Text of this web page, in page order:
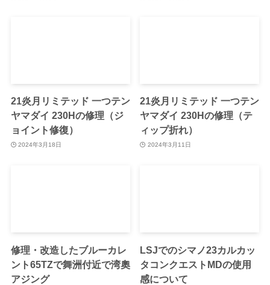
21炎月リミテッド 一つテン
ヤマダイ 230Hの修理（ジ
ョイント修復）
2024年3月18日
21炎月リミテッド 一つテン
ヤマダイ 230Hの修理（テ
ィップ折れ）
2024年3月11日
修理・改造したブルーカレ
ント65TZで舞洲付近で湾奧
アジング
LSJでのシマノ23カルカッ
タコンクエストMDの使用
感について